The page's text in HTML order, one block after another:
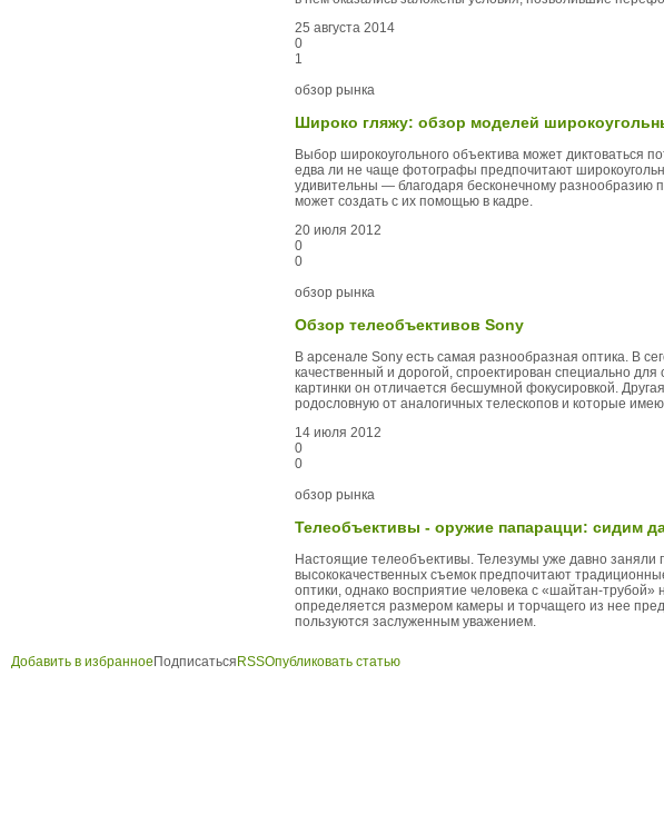
25 августа 2014
0
1
обзор рынка
Широко гляжу: обзор моделей
Выбор широкоугольного объектива может диктоваться
едва ли не чаще фотографы предпочитают
удивительны — благодаря бесконечному разнообразию
может создать с их помощью в кадре.
20 июля 2012
0
0
обзор рынка
Обзор телеобъективов Sony
В арсенале Sony есть самая разнообразная оптика. В
качественный и дорогой, спроектирован специально
картинки он отличается бесшумной фокусировкой.
родословную от аналогичных телескопов и которые
14 июля 2012
0
0
обзор рынка
Телеобъективы - оружие папарацци: сидим
Настоящие телеобъективы. Телезумы уже давно
высококачественных съемок предпочитают
оптики, однако восприятие человека с «шайтан-
определяется размером камеры и торчащего из нее
пользуются заслуженным уважением.
Добавить в избранное Подписаться RSSОпубликовать статью